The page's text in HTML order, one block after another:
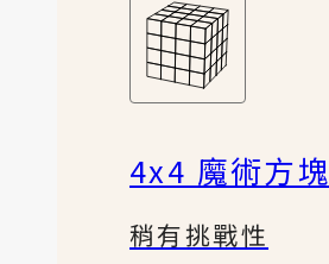
4x4 魔術方塊
稍有挑戰性